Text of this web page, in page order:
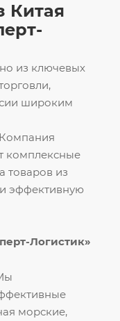
из ключевых
широким
комплексные
товаров из
эффективную
Логистик»
морские,
Китая